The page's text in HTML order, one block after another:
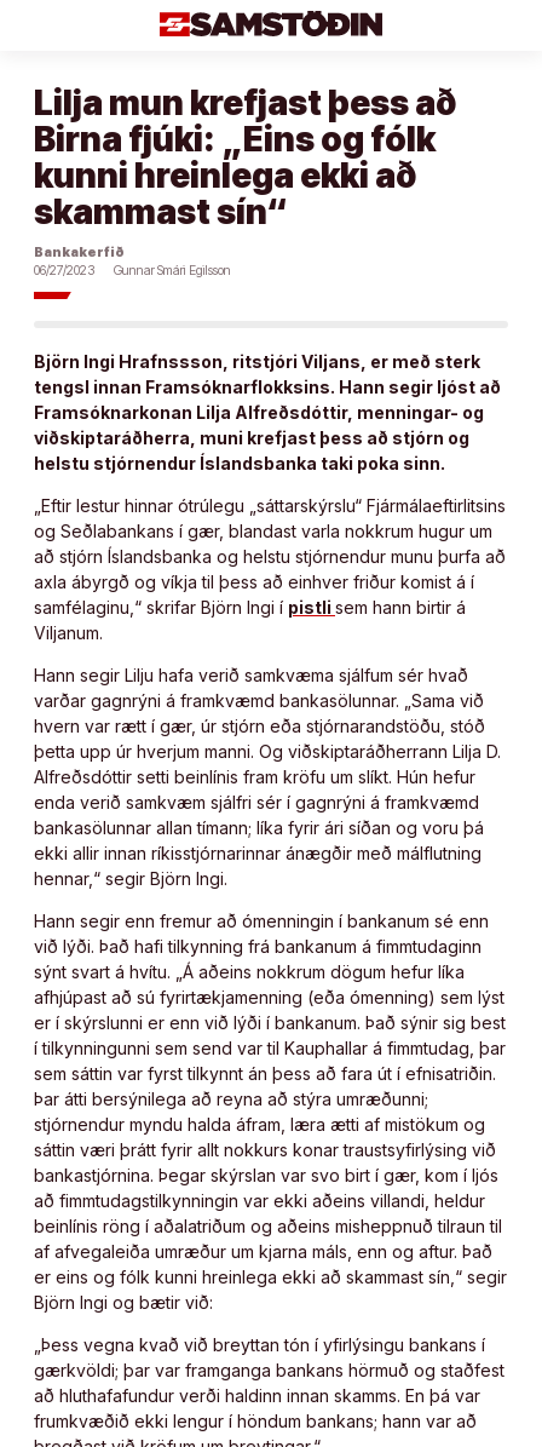
Lilja mun krefjast þess að
Birna fjúki: „Eins og fólk
kunni hreinlega ekki að
skammast sín“
Bankakerfið
06/27/2023
Gunnar Smári Egilsson
Björn Ingi Hrafnssson, ritstjóri Viljans, er með sterk
tengsl innan Framsóknarflokksins. Hann segir ljóst að
Framsóknarkonan Lilja Alfreðsdóttir, menningar- og
viðskiptaráðherra, muni krefjast þess að stjórn og
helstu stjórnendur Íslandsbanka taki poka sinn.
„Eftir lestur hinnar ótrúlegu „sáttarskýrslu“ Fjármálaeftirlitsins
og Seðlabankans í gær, blandast varla nokkrum hugur um
að stjórn Íslandsbanka og helstu stjórnendur munu þurfa að
axla ábyrgð og víkja til þess að einhver friður komist á í
samfélaginu,“ skrifar Björn Ingi í pistli sem hann birtir á
Viljanum.
Hann segir Lilju hafa verið samkvæma sjálfum sér hvað
varðar gagnrýni á framkvæmd bankasölunnar. „Sama við
hvern var rætt í gær, úr stjórn eða stjórnarandstöðu, stóð
þetta upp úr hverjum manni. Og viðskiptaráðherrann Lilja D.
Alfreðsdóttir setti beinlínis fram kröfu um slíkt. Hún hefur
enda verið samkvæm sjálfri sér í gagnrýni á framkvæmd
bankasölunnar allan tímann; líka fyrir ári síðan og voru þá
ekki allir innan ríkisstjórnarinnar ánægðir með málflutning
hennar,“ segir Björn Ingi.
Hann segir enn fremur að ómenningin í bankanum sé enn
við lýði. Það hafi tilkynning frá bankanum á fimmtudaginn
sýnt svart á hvítu. „Á aðeins nokkrum dögum hefur líka
afhjúpast að sú fyrirtækjamenning (eða ómenning) sem lýst
er í skýrslunni er enn við lýði í bankanum. Það sýnir sig best
í tilkynningunni sem send var til Kauphallar á fimmtudag, þar
sem sáttin var fyrst tilkynnt án þess að fara út í efnisatriðin.
Þar átti bersýnilega að reyna að stýra umræðunni;
stjórnendur myndu halda áfram, læra ætti af mistökum og
sáttin væri þrátt fyrir allt nokkurs konar traustsyfirlýsing við
bankastjórnina. Þegar skýrslan var svo birt í gær, kom í ljós
að fimmtudagstilkynningin var ekki aðeins villandi, heldur
beinlínis röng í aðalatriðum og aðeins misheppnuð tilraun til
af afvegaleiða umræður um kjarna máls, enn og aftur. Það
er eins og fólk kunni hreinlega ekki að skammast sín,“ segir
Björn Ingi og bætir við:
„Þess vegna kvað við breyttan tón í yfirlýsingu bankans í
gærkvöldi; þar var framganga bankans hörmuð og staðfest
að hluthafafundur verði haldinn innan skamms. En þá var
frumkvæðið ekki lengur í höndum bankans; hann var að